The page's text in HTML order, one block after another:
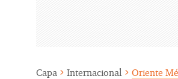
Capa Internacional Oriente